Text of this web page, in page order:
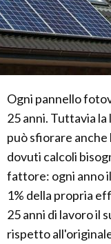
Ogni pannello
25 anni. Tuttavia
può sfiorare anche
dovuti calcoli
fattore: ogni anno
1% della propria
25 anni di lavoro il
rispetto